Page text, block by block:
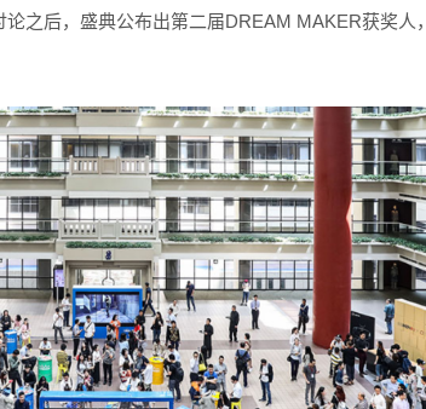
之后，盛典公布出第二届DREAM MAKER获奖人，